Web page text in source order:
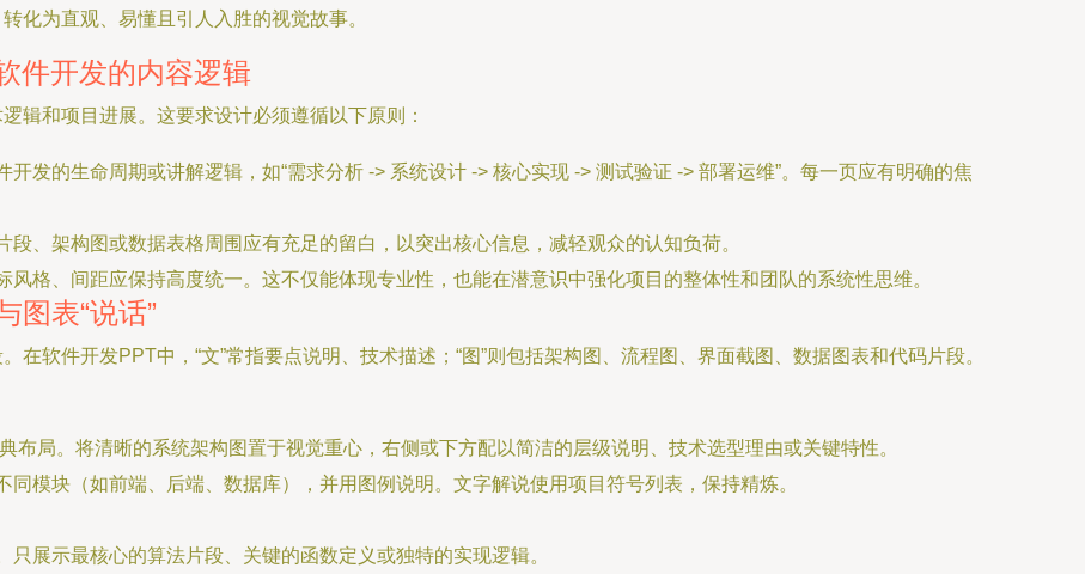
化为直观、易懂且引人入胜的视觉故事。
件开发的内容逻辑
辑和项目进展。这要求设计必须遵循以下原则：
开发的生命周期或讲解逻辑，如“需求分析 -> 系统设计 -> 核心实现 -> 测试验证 -> 部署运维”。每一页应有明确的焦
段、架构图或数据表格周围应有充足的留白，以突出核心信息，减轻观众的认知负荷。
风格、间距应保持高度统一。这不仅能体现专业性，也能在潜意识中强化项目的整体性和团队的系统性思维。
图表“说话”
在软件开发PPT中，“文”常指要点说明、技术描述；“图”则包括架构图、流程图、界面截图、数据图表和代码片段。
典布局。将清晰的系统架构图置于视觉重心，右侧或下方配以简洁的层级说明、技术选型理由或关键特性。
同模块（如前端、后端、数据库），并用图例说明。文字解说使用项目符号列表，保持精炼。
只展示最核心的算法片段、关键的函数定义或独特的实现逻辑。